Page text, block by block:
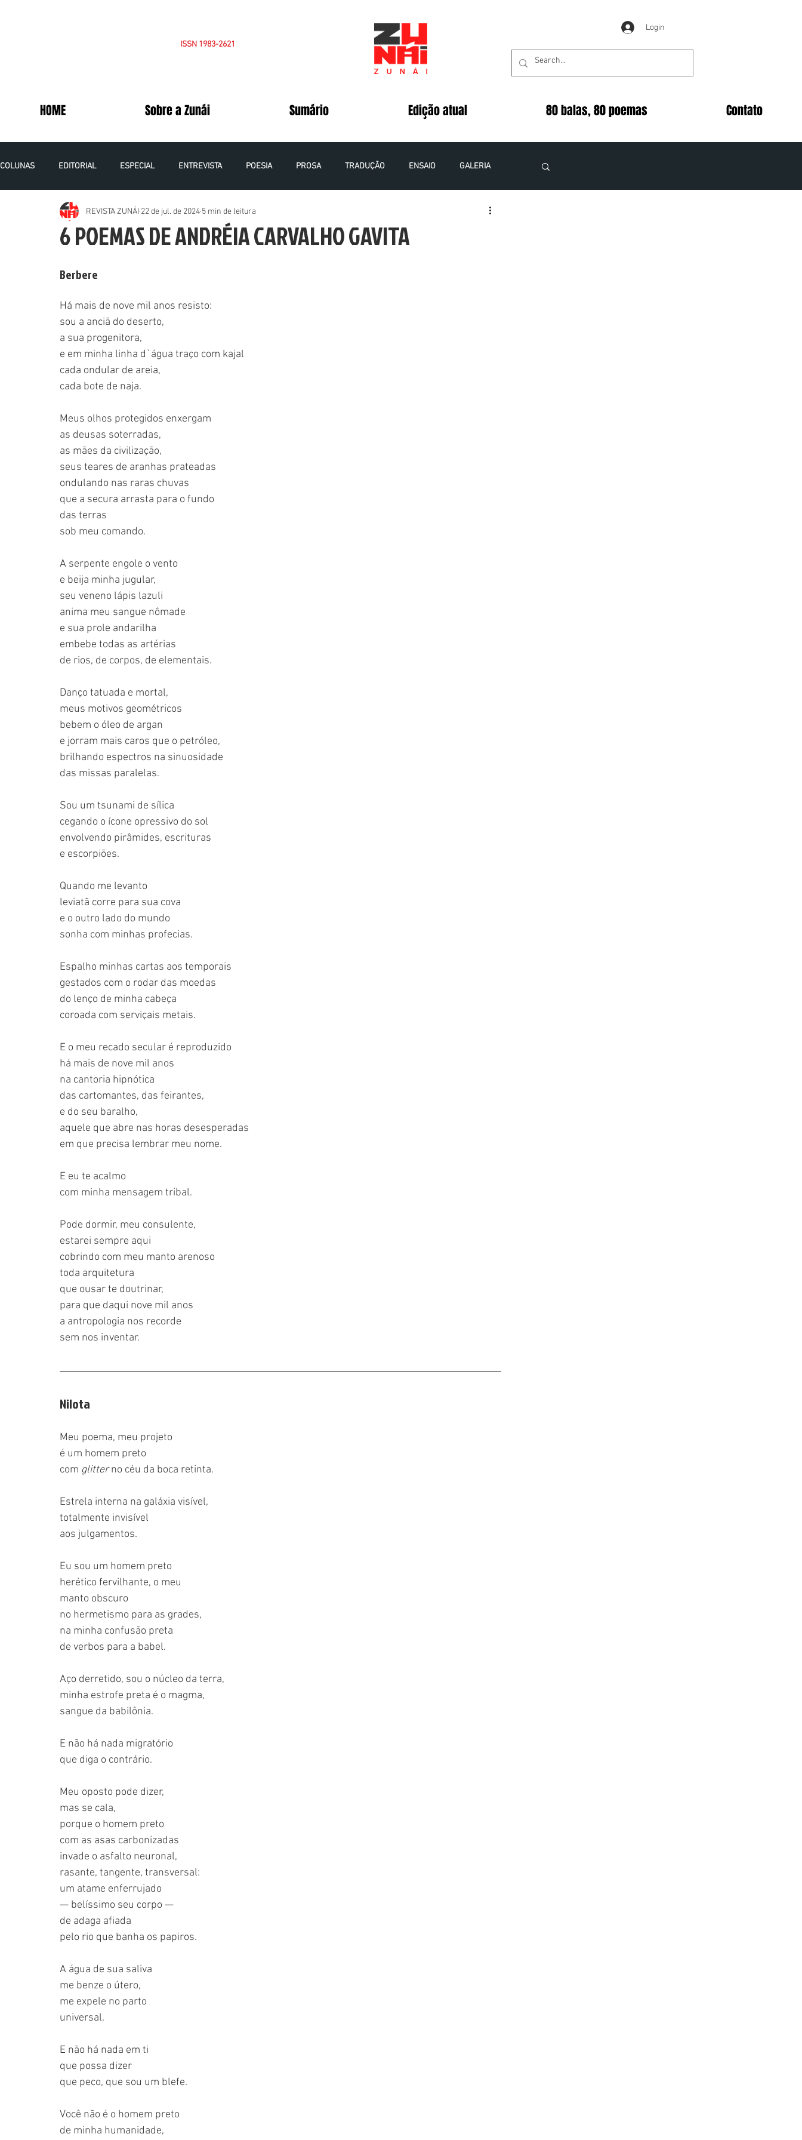
ISSN 1983-2621
Login
HOME Sobre a Zunái Sumário Edição atual 80 balas, 80 poemas Contato
COLUNAS EDITORIAL ESPECIAL ENTREVISTA POESIA PROSA TRADUÇÃO ENSAIO GALERIA
CADERNOS DA PALESTINA VOLUME 5 NÚMERO 1 - 2020
6 POEMAS DE ANDRÉIA CARVALHO GAVITA
REVISTA ZUNÁI 22 de jul. de 2024 5 min de leitura
Berbere
Há mais de nove mil anos resisto:
sou a anciã do deserto,
a sua progenitora,
e em minha linha d`água traço com kajal
cada ondular de areia,
cada bote de naja.
Meus olhos protegidos enxergam
as deusas soterradas,
as mães da civilização,
seus teares de aranhas prateadas
ondulando nas raras chuvas
que a secura arrasta para o fundo
das terras
sob meu comando.
A serpente engole o vento
e beija minha jugular,
seu veneno lápis lazuli
anima meu sangue nômade
e sua prole andarilha
embebe todas as artérias
de rios, de corpos, de elementais.
Danço tatuada e mortal,
meus motivos geométricos
bebem o óleo de argan
e jorram mais caros que o petróleo,
brilhando espectros na sinuosidade
das missas paralelas.
Sou um tsunami de sílica
cegando o ícone opressivo do sol
envolvendo pirâmides, escrituras
e escorpiões.
Quando me levanto
leviatã corre para sua cova
e o outro lado do mundo
sonha com minhas profecias.
Espalho minhas cartas aos temporais
gestados com o rodar das moedas
do lenço de minha cabeça
coroada com serviçais metais.
E o meu recado secular é reproduzido
há mais de nove mil anos
na cantoria hipnótica
das cartomantes, das feirantes,
e do seu baralho,
aquele que abre nas horas desesperadas
em que precisa lembrar meu nome.
E eu te acalmo
com minha mensagem tribal.
Pode dormir, meu consulente,
estarei sempre aqui
cobrindo com meu manto arenoso
toda arquitetura
que ousar te doutrinar,
para que daqui nove mil anos
a antropologia nos recorde
sem nos inventar.
Nilota
Meu poema, meu projeto
é um homem preto
com glitter no céu da boca retinta.
Estrela interna na galáxia visível,
totalmente invisível
aos julgamentos.
Eu sou um homem preto
herético fervilhante, o meu
manto obscuro
no hermetismo para as grades,
na minha confusão preta
de verbos para a babel.
Aço derretido, sou o núcleo da terra,
minha estrofe preta é o magma,
sangue da babilônia.
E não há nada migratório
que diga o contrário.
Meu oposto pode dizer,
mas se cala,
porque o homem preto
com as asas carbonizadas
invade o asfalto neuronal,
rasante, tangente, transversal:
um atame enferrujado
— belíssimo seu corpo —
de adaga afiada
pelo rio que banha os papiros.
A água de sua saliva
me benze o útero,
me expele no parto
universal.
E não há nada em ti
que possa dizer
que peco, que sou um blefe.
Você não é o homem preto
de minha humanidade,